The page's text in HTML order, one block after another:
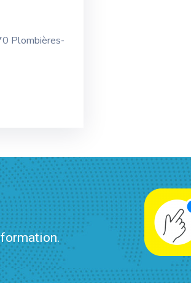
Plombières-